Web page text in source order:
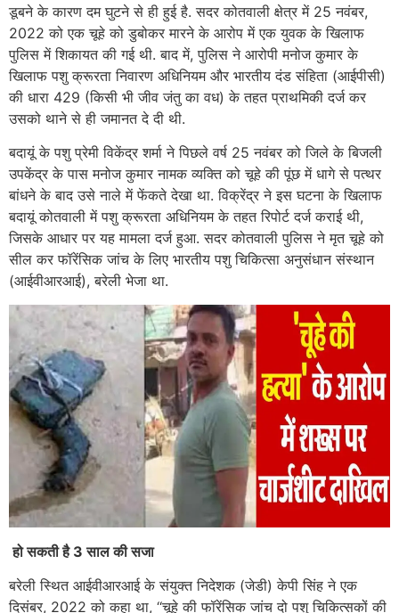
डूबने के कारण दम घुटने से ही हुई है. सदर कोतवाली क्षेत्र में 25 नवंबर,
2022 को एक चूहे को डुबोकर मारने के आरोप में एक युवक के खिलाफ
पुलिस में शिकायत की गई थी. बाद में, पुलिस ने आरोपी मनोज कुमार के
खिलाफ पशु क्रूरता निवारण अधिनियम और भारतीय दंड संहिता (आईपीसी)
की धारा 429 (किसी भी जीव जंतु का वध) के तहत प्राथमिकी दर्ज कर
उसको थाने से ही जमानत दे दी थी.
बदायूं के पशु प्रेमी विकेंद्र शर्मा ने पिछले वर्ष 25 नवंबर को जिले के बिजली
उपकेंद्र के पास मनोज कुमार नामक व्यक्ति को चूहे की पूंछ में धागे से पत्थर
बांधने के बाद उसे नाले में फेंकते देखा था. विक्रेंद्र ने इस घटना के खिलाफ
बदायूं कोतवाली में पशु क्रूरता अधिनियम के तहत रिपोर्ट दर्ज कराई थी,
जिसके आधार पर यह मामला दर्ज हुआ. सदर कोतवाली पुलिस ने मृत चूहे को
सील कर फॉरेंसिक जांच के लिए भारतीय पशु चिकित्सा अनुसंधान संस्थान
(आईवीआरआई), बरेली भेजा था.
हो सकती है 3साल की सजा
बरेली स्थित आईवीआरआई के संयुक्त निदेशक (जेडी) केपी सिंह ने एक
दिसंबर, 2022 को कहा था, ‘‘चूहे की फॉरेंसिक जांच दो पशु चिकित्सकों की